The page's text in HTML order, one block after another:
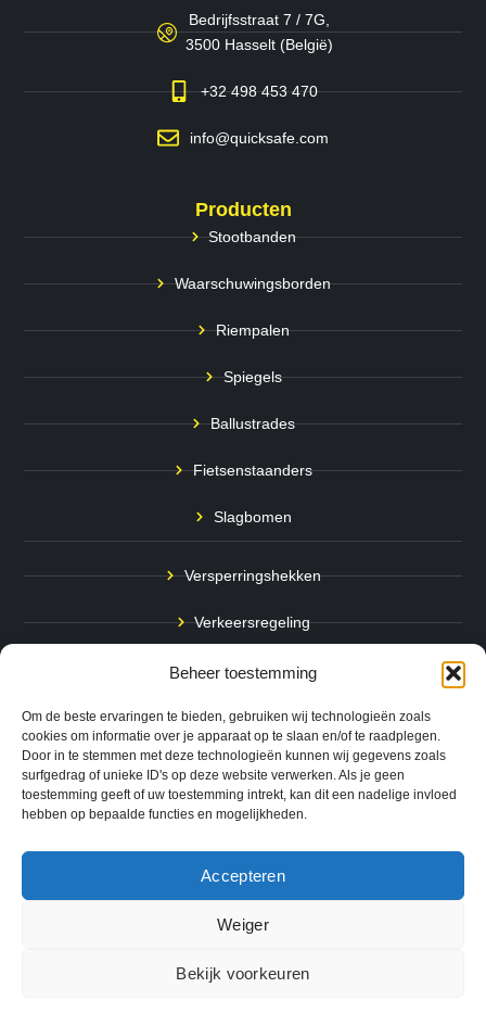
Beheer toestemming
Om de beste ervaringen te bieden, gebruiken wij technologieën zoals
cookies om informatie over je apparaat op te slaan en/of te raadplegen.
Door in te stemmen met deze technologieën kunnen wij gegevens zoals
surfgedrag of unieke ID's op deze website verwerken. Als je geen
toestemming geeft of uw toestemming intrekt, kan dit een nadelige invloed
hebben op bepaalde functies en mogelijkheden.
Accepteren
Weiger
Bekijk voorkeuren
Bedrijfsstraat 7 / 7G,
3500 Hasselt (België)
+32 498 453 470
info@quicksafe.com
Producten
Stootbanden
Waarschuwingsborden
Riempalen
Spiegels
Ballustrades
Fietsenstaanders
Slagbomen
Versperringshekken
Verkeersregeling
Stadspalen
Afzetpalen
Bodemmarkering
Ram- & Aanrijbeveiliging
Copyright © 2024 QuickSafe. Alle rechten voorbehouden.
Algemene Voorwaarden|Cookie Voorkeuren